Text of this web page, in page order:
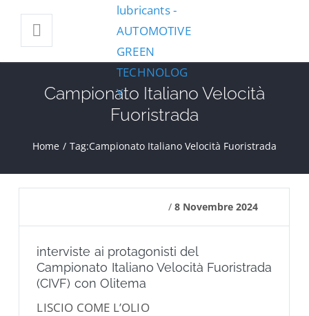
Campionato Italiano Velocità
Fuoristrada
Home / Tag:Campionato Italiano Velocità Fuoristrada
/ 8 Novembre 2024
interviste ai protagonisti del
Campionato Italiano Velocità Fuoristrada
(CIVF) con Olitema
LISCIO COME L’OLIO